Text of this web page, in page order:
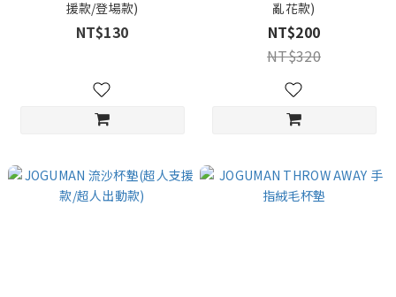
援款/登場款)
NT$130
亂花款)
NT$200
NT$320